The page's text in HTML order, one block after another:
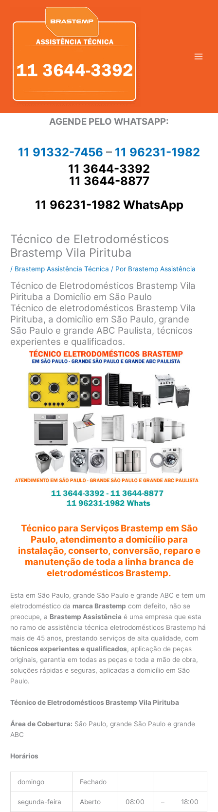
AGENDE PELO WHATSAPP:
11 91332-7456 – 11 96231-1982
11 3644-3392
11 3644-8877
11 96231-1982 WhatsApp
Técnico de Eletrodomésticos
Brastemp Vila Pirituba
/ Brastemp Assistência Técnica / Por Brastemp Assistência
Técnico de Eletrodomésticos Brastemp Vila
Pirituba a Domicílio em São Paulo
Técnico de eletrodomésticos Brastemp Vila
Pirituba, a domicílio em São Paulo, grande
São Paulo e grande ABC Paulista, técnicos
experientes e qualificados.
Técnico para Serviços Brastemp em São
Paulo, atendimento a domicílio para
instalação, conserto, conversão, reparo e
manutenção de toda a linha branca de
eletrodomésticos Brastemp.
Esta em São Paulo, grande São Paulo e grande ABC e tem um
eletrodoméstico da marca Brastemp com defeito, não se
preocupe, a Brastemp Assistência é uma empresa que esta
no ramo de assistência técnica eletrodomésticos Brastemp há
mais de 45 anos, prestando serviços de alta qualidade, com
técnicos experientes e qualificados, aplicação de peças
originais, garantia em todas as peças e toda a mão de obra,
soluções rápidas e seguras, aplicadas a domicílio em São
Paulo.
Técnico de Eletrodomésticos Brastemp Vila Pirituba
Área de Cobertura: São Paulo, grande São Paulo e grande
ABC
Horários
domingo Fechado
segunda-feira Aberto 08:00 – 18:00